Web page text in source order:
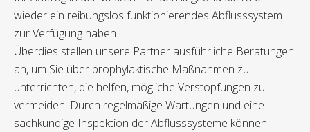
wieder ein reibungslos funktionierendes Abflusssystem
zur Verfügung haben.
Überdies stellen unsere Partner ausführliche Beratungen
an, um Sie über prophylaktische Maßnahmen zu
unterrichten, die helfen, mögliche Verstopfungen zu
vermeiden. Durch regelmäßige Wartungen und eine
sachkundige Inspektion der Abflusssysteme können